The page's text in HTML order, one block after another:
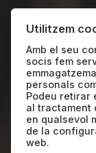
MIRADES:
ESP 2025
En un món
Utilitzem
Amb el seu
socis fem
personals
Podeu retirar
al tractament
en qualsevol
de la
web.